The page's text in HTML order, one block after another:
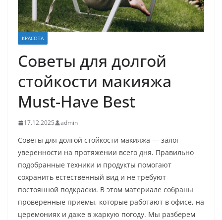
КРАСОТА
Советы для долгой
стойкости макияжа
Must-Have Best
17.12.2025 admin
Советы для долгой стойкости макияжа — залог
уверенности на протяжении всего дня. Правильно
подобранные техники и продукты помогают
сохранить естественный вид и не требуют
постоянной подкраски. В этом материале собраны
проверенные приемы, которые работают в офисе, на
церемониях и даже в жаркую погоду. Мы разберем